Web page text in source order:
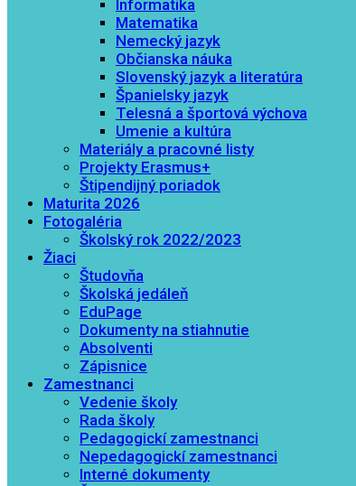
Informatika
Matematika
Nemecký jazyk
Občianska náuka
Slovenský jazyk a literatúra
Španielsky jazyk
Telesná a športová výchova
Umenie a kultúra
Materiály a pracovné listy
Projekty Erasmus+
Štipendijný poriadok
Maturita 2026
Fotogaléria
Školský rok 2022/2023
Žiaci
Študovňa
Školská jedáleň
EduPage
Dokumenty na stiahnutie
Absolventi
Zápisnice
Zamestnanci
Vedenie školy
Rada školy
Pedagogickí zamestnanci
Nepedagogickí zamestnanci
Interné dokumenty